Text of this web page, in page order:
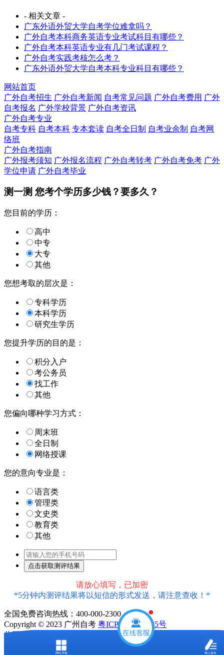
- 相关文章 -
广东外语外贸大学自考学位难拿吗？
广外自考本科商务英语专业考试科目有哪些？
广外自考本科英语专业有几门考试课程？
广外自考实践考核怎么考？
广东外语外贸大学自考本科专业科目有哪些？
网站首页
广外自考招生 广外自考新闻 自考常见问题 广外自考费用 广外
自考报名 广外学校背景 广外自考资讯
广外自考专业
自考专科 自考本科 专本套读 自考全日制 自考业余制 自考网
络班
广外自考指南
广外报考须知 广外报名流程 广外自考转考 广外自考免考 广外
学位申请 广外自考毕业
测一测 您考个学历多少钱？要多久？
您目前的学历：
高中
中专
大专
其他
您想考取的层次是：
专科学历
本科学历
研究生学历
您提升学历的目的是：
积分入户
考公务员
找工作
其他
您偏向哪种学习方式：
周末班
全日制
网络授课
您的意向专业是：
语言类
管理类
文史类
教育类
其他
请放心填写，已加密
*5分钟内测评结果将以短信的形式发送，请注意查收！*
全国免费咨询热线：400-000-2300
Copyright © 2023 广州自考 粤ICP备18016435号
此网站信息属于广州市天河区大牛教育培训中心有限公司
声明：本站为广东自学考试民间交流网站，近期广东自学考试
网站导航
1
网上报名